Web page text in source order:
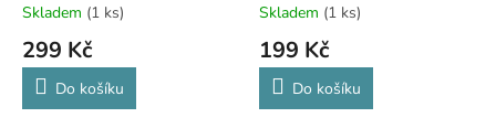
Skladem (1 ks)
299 Kč
Do košíku
Skladem (1 ks)
199 Kč
Do košíku